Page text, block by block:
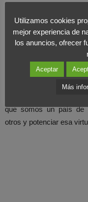
ofrecen los estudios.
realizar una buena
sectores se debería
, y más en
traer a nuestro país
que vayan a mejores
que somos un país de
otros y potenciar esa
Utilizamos cookies
mejor experiencia de
los anuncios, ofrecer
Aceptar
Más